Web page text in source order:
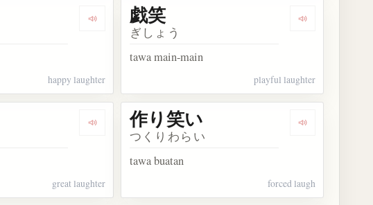
Dengarkan kosakata 嬉笑
happy laughter
Dengarkan
戯笑
ぎしょう
tawa main-main
playful laughter
Dengarkan kosakata 大笑い
great laughter
Dengarkan
作り笑い
つくりわらい
tawa buatan
forced laugh